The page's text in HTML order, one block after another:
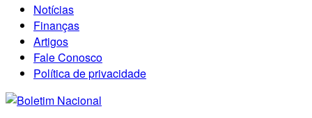
Notícias
Finanças
Artigos
Fale Conosco
Política de privacidade